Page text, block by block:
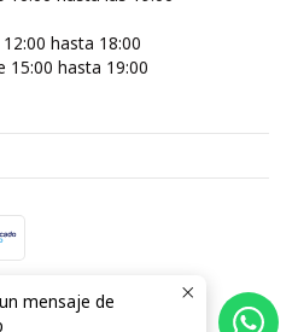
hasta 18:00
15:00 hasta 19:00
Santiago ( Chile ).
mensaje de